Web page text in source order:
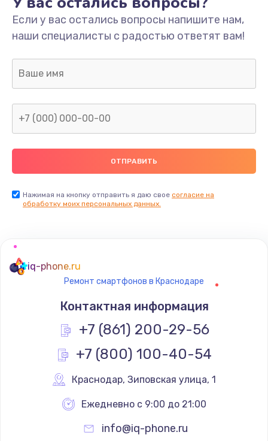
Если у вас остались вопросы напишите нам,
наши специалисты с радостью ответят вам!
Нажимая на кнопку отправить я даю свое согласие на
обработку моих персональных данных.
iq-phone.ru
Ремонт смартфонов в Краснодаре
Контактная информация
+7 (861) 200-29-56
+7 (800) 100-40-54
Краснодар, Зиповская улица, 1
Ежедневно с 9:00 до 21:00
info@iq-phone.ru